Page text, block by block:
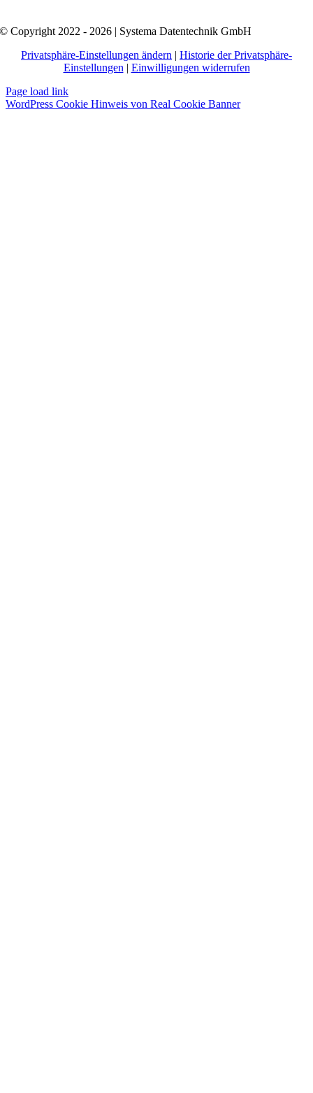
© Copyright 2022 - 2026 | Systema Datentechnik GmbH
Privatsphäre-Einstellungen ändern | Historie der Privatsphäre-
Einstellungen | Einwilligungen widerrufen
Page load link
WordPress Cookie Hinweis von Real Cookie Banner